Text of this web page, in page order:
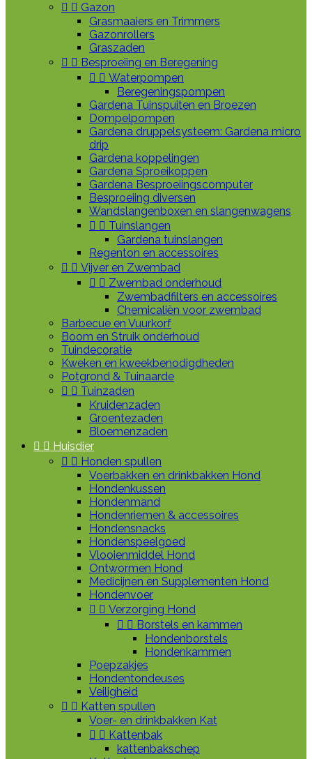
  Gazon
Grasmaaiers en Trimmers
Gazonrollers
Graszaden
  Besproeiing en Beregening
  Waterpompen
Beregeningspompen
Gardena Tuinspuiten en Broezen
Dompelpompen
Gardena druppelsysteem: Gardena micro
drip
Gardena koppelingen
Gardena Sproeikoppen
Gardena Besproeiingscomputer
Besproeiing diversen
Wandslangenboxen en slangenwagens
  Tuinslangen
Gardena tuinslangen
Regenton en accessoires
  Vijver en Zwembad
  Zwembad onderhoud
Zwembadfilters en accessoires
Chemicaliën voor zwembad
Barbecue en Vuurkorf
Boom en Struik onderhoud
Tuindecoratie
Kweken en kweekbenodigdheden
Potgrond & Tuinaarde
  Tuinzaden
Kruidenzaden
Groentezaden
Bloemenzaden
  Huisdier
  Honden spullen
Voerbakken en drinkbakken Hond
Hondenkussen
Hondenmand
Hondenriemen & accessoires
Hondensnacks
Hondenspeelgoed
Vlooienmiddel Hond
Ontwormen Hond
Medicijnen en Supplementen Hond
Hondenvoer
  Verzorging Hond
  Borstels en kammen
Hondenborstels
Hondenkammen
Poepzakjes
Hondentondeuses
Veiligheid
  Katten spullen
Voer- en drinkbakken Kat
  Kattenbak
kattenbakschep